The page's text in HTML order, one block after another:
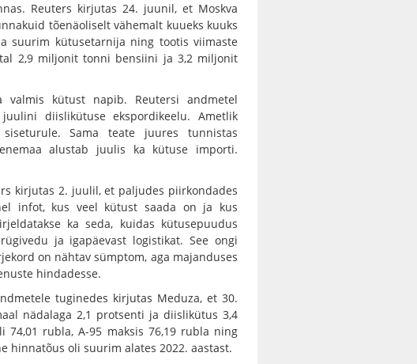
Reuters kirjutas 24. juunil, et Moskva
tõenäoliselt vähemalt kuueks kuuks
suurim kütusetarnija ning tootis viimaste
2,9 miljonit tonni bensiini ja 3,2 miljonit
kütust napib. Reutersi andmetel
diislikütuse ekspordikeelu. Ametlik
Sama teate juures tunnistas
alustab juulis ka kütuse importi.
kirjutas 2. juulil, et paljudes piirkondades
infot, kus veel kütust saada on ja kus
ka seda, kuidas kütusepuudus
ja igapäevast logistikat. See ongi
on nähtav sümptom, aga majanduses
hindadesse.
tuginedes kirjutas Meduza, et 30.
nädalaga 2,1 protsenti ja diislikütus 3,4
rubla, A-95 maksis 76,19 rubla ning
hinnatõus oli suurim alates 2022. aastast.